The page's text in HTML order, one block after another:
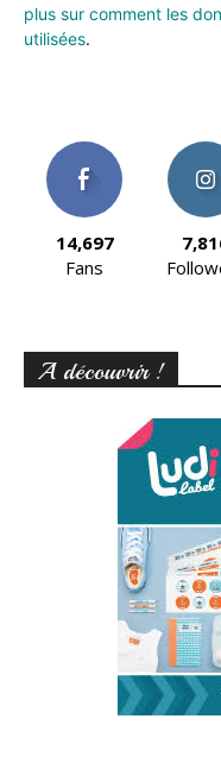
plus sur comment les
utilisées.
14,697
Fans
A découvrir !